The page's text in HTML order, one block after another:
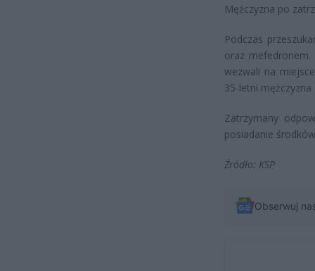
Mężczyzna po
Podczas
oraz
wezwali na
35-letni
Zatrzymany
posiadanie
Źródło: KSP
Obserwuj